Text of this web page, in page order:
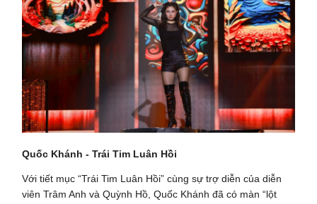
Quốc Khánh - Trái Tim Luân Hồi
Với tiết mục “Trái Tim Luân Hồi” cùng sự trợ diễn của diễn
viên Trâm Anh và Quỳnh Hồ, Quốc Khánh đã có màn “lột